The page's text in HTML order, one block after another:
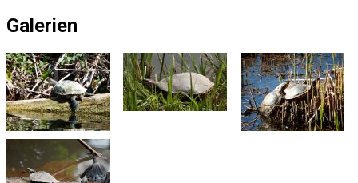
Galerien